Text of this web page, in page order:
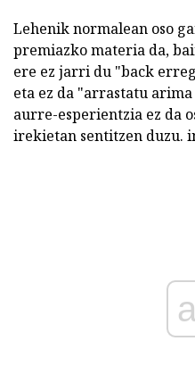
Lehenik normalean oso
premiazko materia da,
ere ez jarri du "back
eta ez da "arrastatu
aurre-esperientzia ez da
irekietan sentitzen duzu.